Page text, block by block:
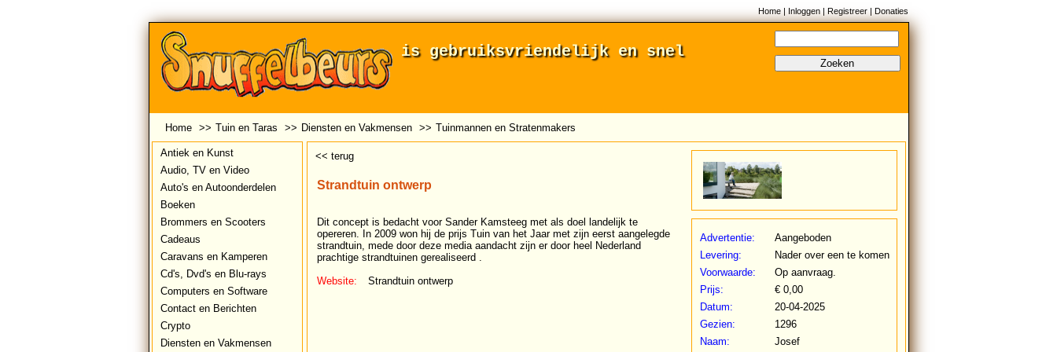
Home| Inloggen| Registreer| Donaties
Zoeken
is gebruiksvriendelijk en snel
Home >> Tuin en Taras >> Diensten en Vakmensen >> Tuinmannen en Stratenmakers
Antiek en Kunst
Audio, TV en Video
Auto's en Autoonderdelen
Boeken
Brommers en Scooters
Cadeaus
Caravans en Kamperen
Cd's, Dvd's en Blu-rays
Computers en Software
Contact en Berichten
Crypto
Diensten en Vakmensen
<< terug
Strandtuin ontwerp
Dit concept is bedacht voor Sander Kamsteeg met als doel landelijk te
opereren. In 2009 won hij de prijs Tuin van het Jaar met zijn eerst aangelegde
strandtuin, mede door deze media aandacht zijn er door heel Nederland
prachtige strandtuinen gerealiseerd .
Website:
Strandtuin ontwerp
Advertentie:
Aangeboden
Levering:
Nader over een te komen
Voorwaarde:
Op aanvraag.
Prijs:
€ 0,00
Datum:
20-04-2025
Gezien:
1296
Naam:
Josef